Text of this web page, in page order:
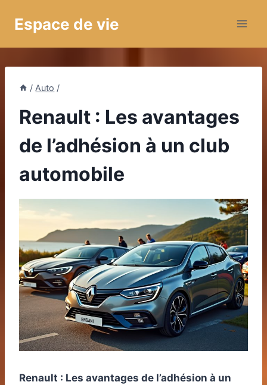
Espace de vie
/ Auto /
Renault : Les avantages
de l’adhésion à un club
automobile
Renault : Les avantages de l’adhésion à un